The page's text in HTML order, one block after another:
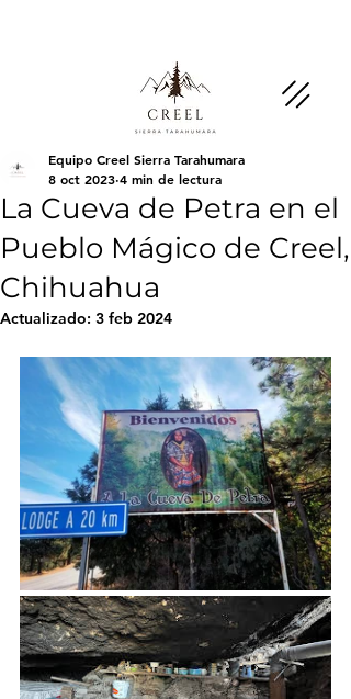
La Cueva de Petra en el
Pueblo Mágico de Creel,
Chihuahua
Equipo Creel Sierra Tarahumara
8 oct 2023 4 min de lectura
Actualizado: 3 feb 2024